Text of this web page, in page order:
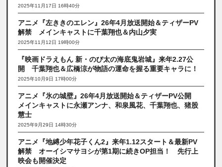
2025年11月17日 16時40分
アニメ『左ききのエレン』26年4月放送開始＆ティザーPV
解禁 メインキャストに千葉翔也＆内山夕実
2025年11月12日 19時00分
『映画ドラえもん 新・のび太の海底鬼岩城』来年2.27公
開 千葉翔也＆広橋涼が物語の運命を握る重要キャラに！
2025年10月9日 17時00分
アニメ『氷の城壁』26年4月放送開始＆ティザーPV公開
メインキャストに永瀬アンナ、和泉風花、千葉翔也、猪股
慧士
2025年9月29日 14時30分
アニメ『地縛少年花子くん2』来年1.12スタート＆最新PV
解禁 オーイシマサヨシが第1期に続きOP担当！ 先行上
映会も開催決定